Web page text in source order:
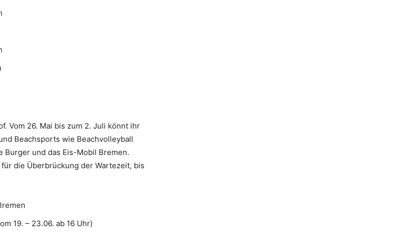
Vom 26. Mai bis zum 2. Juli könnt ihr
Beachsports wie Beachvolleyball
Burger und das Eis-Mobil Bremen.
die Überbrückung der Wartezeit, bis
19. – 23.06. ab 16 Uhr)